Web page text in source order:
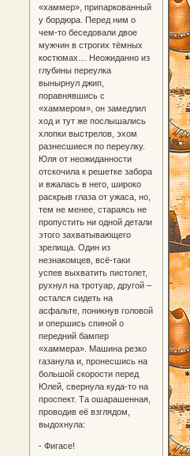
«хаммер», припаркованный
у бордюра. Перед ним о
чем-то беседовали двое
мужчин в строгих тёмных
костюмах… Неожиданно из
глубины переулка
вынырнул джип,
поравнявшись с
«хаммером», он замедлил
ход и тут же послышались
хлопки выстрелов, эхом
разнесшиеся по переулку.
Юля от неожиданности
отскочила к решетке забора
и вжалась в него, широко
раскрыв глаза от ужаса, но,
тем не менее, стараясь не
пропустить ни одной детали
этого захватывающего
зрелища. Один из
незнакомцев, всё-таки
успев выхватить пистолет,
рухнул на тротуар, другой –
остался сидеть на
асфальте, поникнув головой
и опершись спиной о
передний бампер
«хаммера». Машина резко
газанула и, пронесшись на
большой скорости перед
Юлей, свернула куда-то на
проспект. Та ошарашенная,
проводив её взглядом,
выдохнула:
- Фигасе!